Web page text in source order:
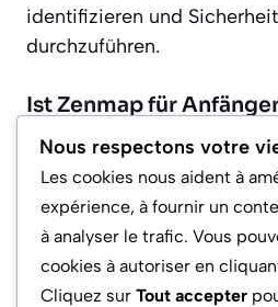
identifizieren und
durchzuführen.
Ist Zenmap für
Ja, Zenmap ist dank
Benutzeroberfläche auch
zugänglich. Es bietet
und eine übersichtliche
Ergebnisse.
Nous respectons votre
Les cookies nous aident à
expérience, à fournir un
à analyser le trafic. Vous
cookies à autoriser en
Cliquez sur Tout accepter